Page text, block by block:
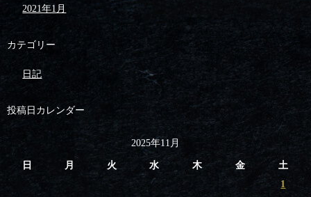
2021年1月
カテゴリー
日記
投稿日カレンダー
2025年11月
日 月 火 水 木 金 土
1